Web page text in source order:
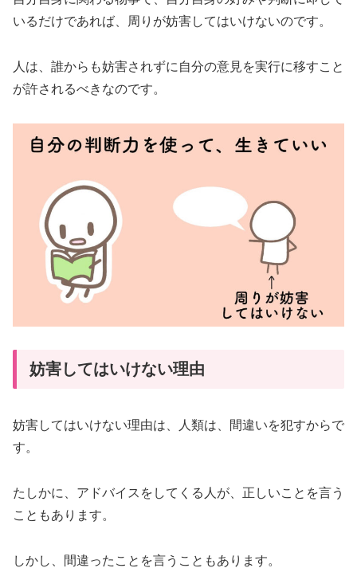
いるだけであれば、周りが妨害してはいけないのです。
人は、誰からも妨害されずに自分の意見を実行に移すこと
が許されるべきなのです。
妨害してはいけない理由
妨害してはいけない理由は、人類は、間違いを犯すからで
す。
たしかに、アドバイスをしてくる人が、正しいことを言う
こともあります。
しかし、間違ったことを言うこともあります。